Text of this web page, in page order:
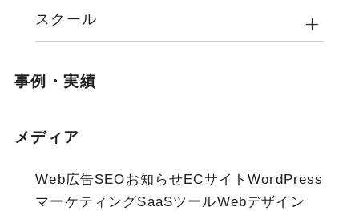
スクール
事例・実績
メディア
Web広告SEOお知らせ ECサイトWordPress
マーケティングSaaSツールWebデザイン